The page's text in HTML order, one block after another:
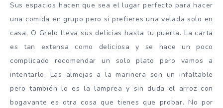
Sus espacios hacen que sea el lugar perfecto para hacer
una comida en grupo pero si prefieres una velada solo en
casa, O Grelo lleva sus delicias hasta tu puerta. La carta
es tan extensa como deliciosa y se hace un poco
complicado recomendar un solo plato pero vamos a
intentarlo. Las almejas a la marinera son un infaltable
pero también lo es la lamprea y sin duda el arroz con
bogavante es otra cosa que tienes que probar. No por